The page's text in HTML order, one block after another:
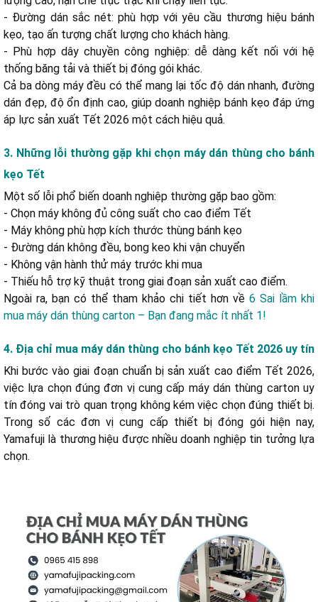
- Đường dán sắc nét: phù hợp với yêu cầu thương hiệu bánh
kẹo, tạo ấn tượng chất lượng cho khách hàng.
- Phù hợp dây chuyền công nghiệp: dễ dàng kết nối với hệ
thống băng tải và thiết bị đóng gói khác.
Cả ba dòng máy đều có thể mang lại tốc độ dán nhanh, đường
dán đẹp, độ ổn định cao, giúp doanh nghiệp bánh kẹo đáp ứng
áp lực sản xuất Tết 2026 một cách hiệu quả.
3. Những lỗi thường gặp khi chọn máy dán thùng cho bánh
kẹo Tết
Một số lỗi phổ biến doanh nghiệp thường gặp bao gồm:
- Chọn máy không đủ công suất cho cao điểm Tết
- Máy không phù hợp kích thước thùng bánh kẹo
- Đường dán không đều, bong keo khi vận chuyển
- Không vận hành thử máy trước khi mua
- Thiếu hỗ trợ kỹ thuật trong giai đoạn sản xuất cao điểm.
Ngoài ra, bạn có thể tham khảo chi tiết hơn về 6 Sai lầm khi
mua máy dán thùng carton – Bạn đang mắc ít nhất 1!
4. Địa chỉ mua máy dán thùng cho bánh kẹo Tết 2026 uy tín
Khi bước vào giai đoạn chuẩn bị sản xuất cao điểm Tết 2026,
việc lựa chọn đúng đơn vị cung cấp máy dán thùng carton uy
tín đóng vai trò quan trọng không kém việc chọn đúng thiết bị.
Trong số các đơn vị cung cấp thiết bị đóng gói hiện nay,
Yamafuji là thương hiệu được nhiều doanh nghiệp tin tưởng lựa
chọn.